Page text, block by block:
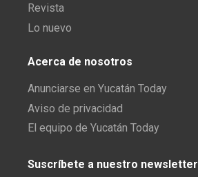
Revista
Lo nuevo
Acerca de nosotros
Anunciarse en Yucatán Today
Aviso de privacidad
El equipo de Yucatán Today
Suscríbete a nuestro newsletter